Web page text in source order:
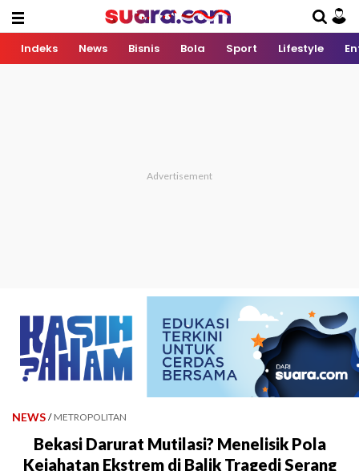
Indeks News Bisnis Bola Sport Lifestyle
NEWS / METROPOLITAN
Bekasi Darurat Mutilasi? Menelisik Pola
Kejahatan Ekstrem di Balik Tragedi Serang